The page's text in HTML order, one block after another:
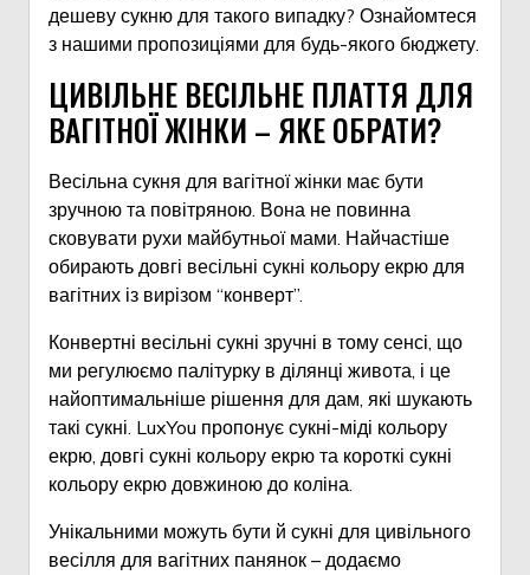
дешеву сукню для такого випадку? Ознайомтеся
з нашими пропозиціями для будь-якого бюджету.
ЦИВІЛЬНЕ ВЕСІЛЬНЕ ПЛАТТЯ ДЛЯ
ВАГІТНОЇ ЖІНКИ – ЯКЕ ОБРАТИ?
Весільна сукня для вагітної жінки має бути
зручною та повітряною. Вона не повинна
сковувати рухи майбутньої мами. Найчастіше
обирають довгі весільні сукні кольору екрю для
вагітних із вирізом “конверт”.
Конвертні весільні сукні зручні в тому сенсі, що
ми регулюємо палітурку в ділянці живота, і це
найоптимальніше рішення для дам, які шукають
такі сукні. LuxYou пропонує сукні-міді кольору
екрю, довгі сукні кольору екрю та короткі сукні
кольору екрю довжиною до коліна.
Унікальними можуть бути й сукні для цивільного
весілля для вагітних панянок – додаємо